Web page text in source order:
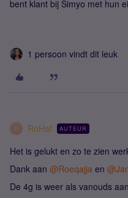
bent klant bij Simyo met hun
1 persoon vindt dit leuk
R RoHaf AUTEUR
Het is gelukt en zo te zien
Dank aan @Roeqajja en
De 4g is weer als vanouds